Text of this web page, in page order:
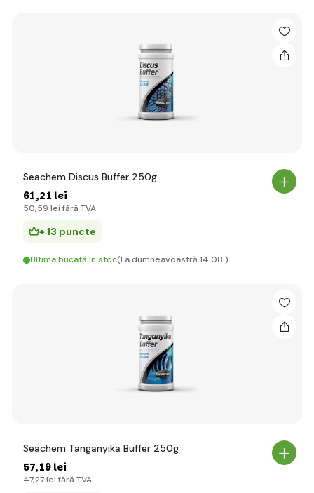
Seachem Discus Buffer 250g
61,21 lei
50,59 lei fără TVA
+ 13 puncte
Ultima bucată în stoc(La dumneavoastră 14.08.)
Seachem Tanganyika Buffer 250g
57,19 lei
47,27 lei fără TVA